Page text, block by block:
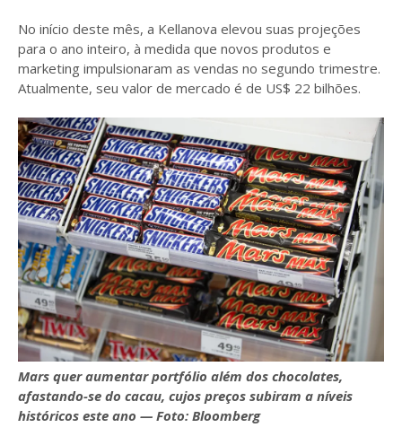
No início deste mês, a Kellanova elevou suas projeções
para o ano inteiro, à medida que novos produtos e
marketing impulsionaram as vendas no segundo trimestre.
Atualmente, seu valor de mercado é de US$ 22 bilhões.
Mars quer aumentar portfólio além dos chocolates,
afastando-se do cacau, cujos preços subiram a níveis
históricos este ano — Foto: Bloomberg